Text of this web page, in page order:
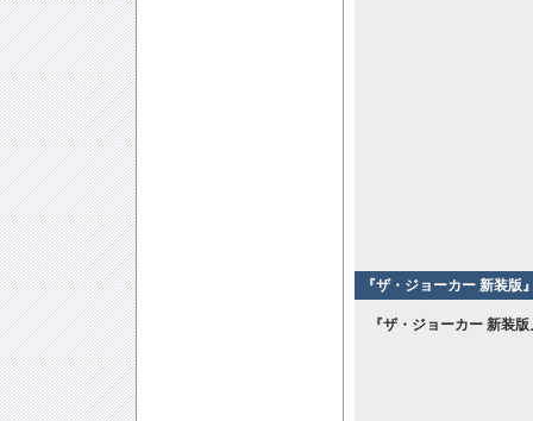
『ザ・ジョーカー 新装版
『ザ・ジョーカー 新装版